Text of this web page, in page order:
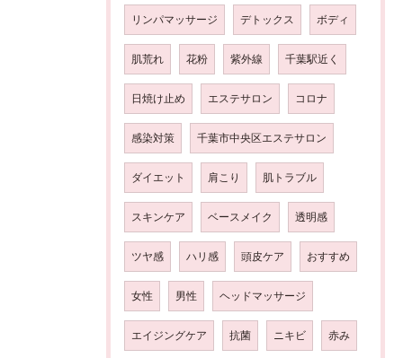
リンパマッサージ デトックス ボディ
肌荒れ 花粉 紫外線 千葉駅近く
日焼け止め エステサロン コロナ
感染対策 千葉市中央区エステサロン
ダイエット 肩こり 肌トラブル
スキンケア ベースメイク 透明感
ツヤ感 ハリ感 頭皮ケア おすすめ
女性 男性 ヘッドマッサージ
エイジングケア 抗菌 ニキビ 赤み